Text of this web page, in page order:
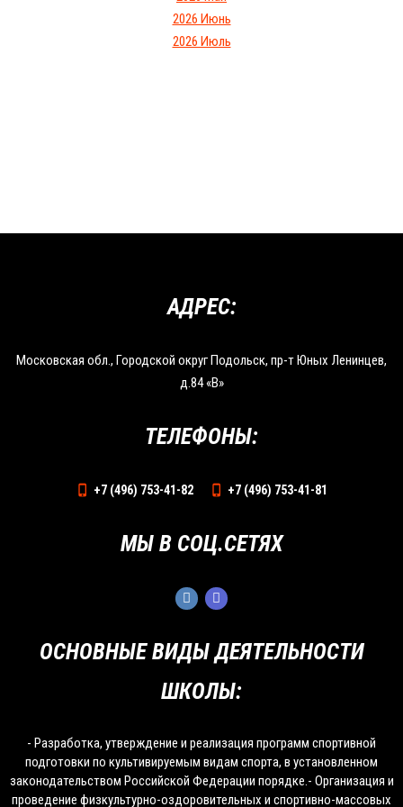
2026 Июнь
2026 Июль
ОСНОВНЫЕ ВИДЫ ДЕЯТЕЛЬНОСТИ
ШКОЛЫ:
- Разработка, утверждение и реализация программ спортивной
подготовки по культивируемым видам спорта, в установленном
законодательством Российской Федерации порядке.- Организация и
проведение физкультурно-оздоровительных и спортивно-массовых
АДРЕС:
Московская обл., Городской округ Подольск, пр-т Юных Ленинцев,
д.84 «В»
ТЕЛЕФОНЫ:
+7 (496) 753-41-82 +7 (496) 753-41-81
МЫ В СОЦ.СЕТЯХ